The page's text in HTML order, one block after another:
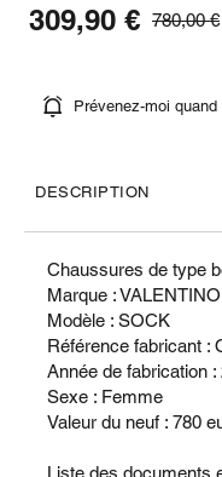
309,90 € 780,00 €
Prévenez-moi
DESCRIPTION
Chaussures de type
Marque : VALENTINO
Modèle : SOCK
Référence fabricant :
Année de fabrication :
Sexe : Femme
Valeur du neuf : 780
Liste des documents